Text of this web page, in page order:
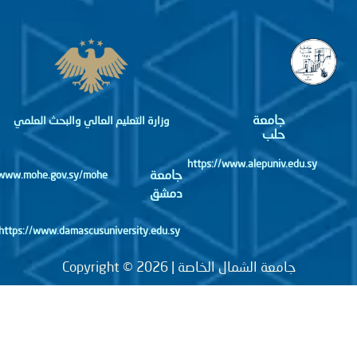
جامعة
https://www.alepuniv.edu.sy
جامعة
دمشق
وزارة التعليم العالي والبحث العلمي
http://www.mohe.gov.sy/mohe
جامعة الشمال الخاصة | Copyright © 2026